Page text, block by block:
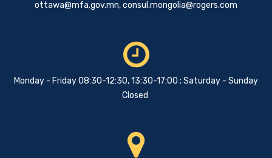
ottawa@mfa.gov.mn,consul.mongolia@rogers.com
Monday - Friday 08:30-12:30, 13:30-17:00 ; Saturday - Sunday
Closed